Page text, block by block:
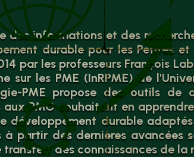
des informations et des
durable pour les Petites et
par les professeurs François
sur les PME (InRPME) de
PME propose des outils de
aux PMO souhaitant en
développement durable
à partir des dernières avancées
des connaissances de la